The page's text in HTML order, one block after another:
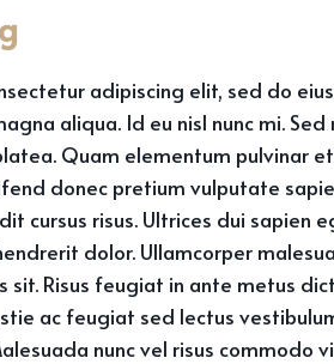
adipiscing elit, sed do
aliqua. Id eu nisl nunc mi. Sed
Quam elementum pulvinar
donec pretium vulputate
cursus risus. Ultrices dui sapien
dolor. Ullamcorper
sit. Risus feugiat in ante metus
ac feugiat sed lectus
nunc vel risus commodo